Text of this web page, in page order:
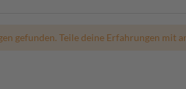
gefunden. Teile deine Erfahrungen mit